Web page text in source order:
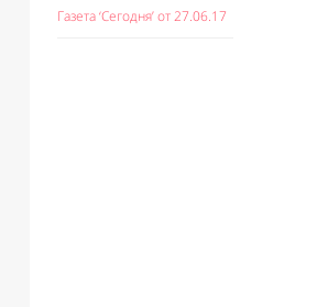
Газета ‘Сегодня’ от 27.06.17